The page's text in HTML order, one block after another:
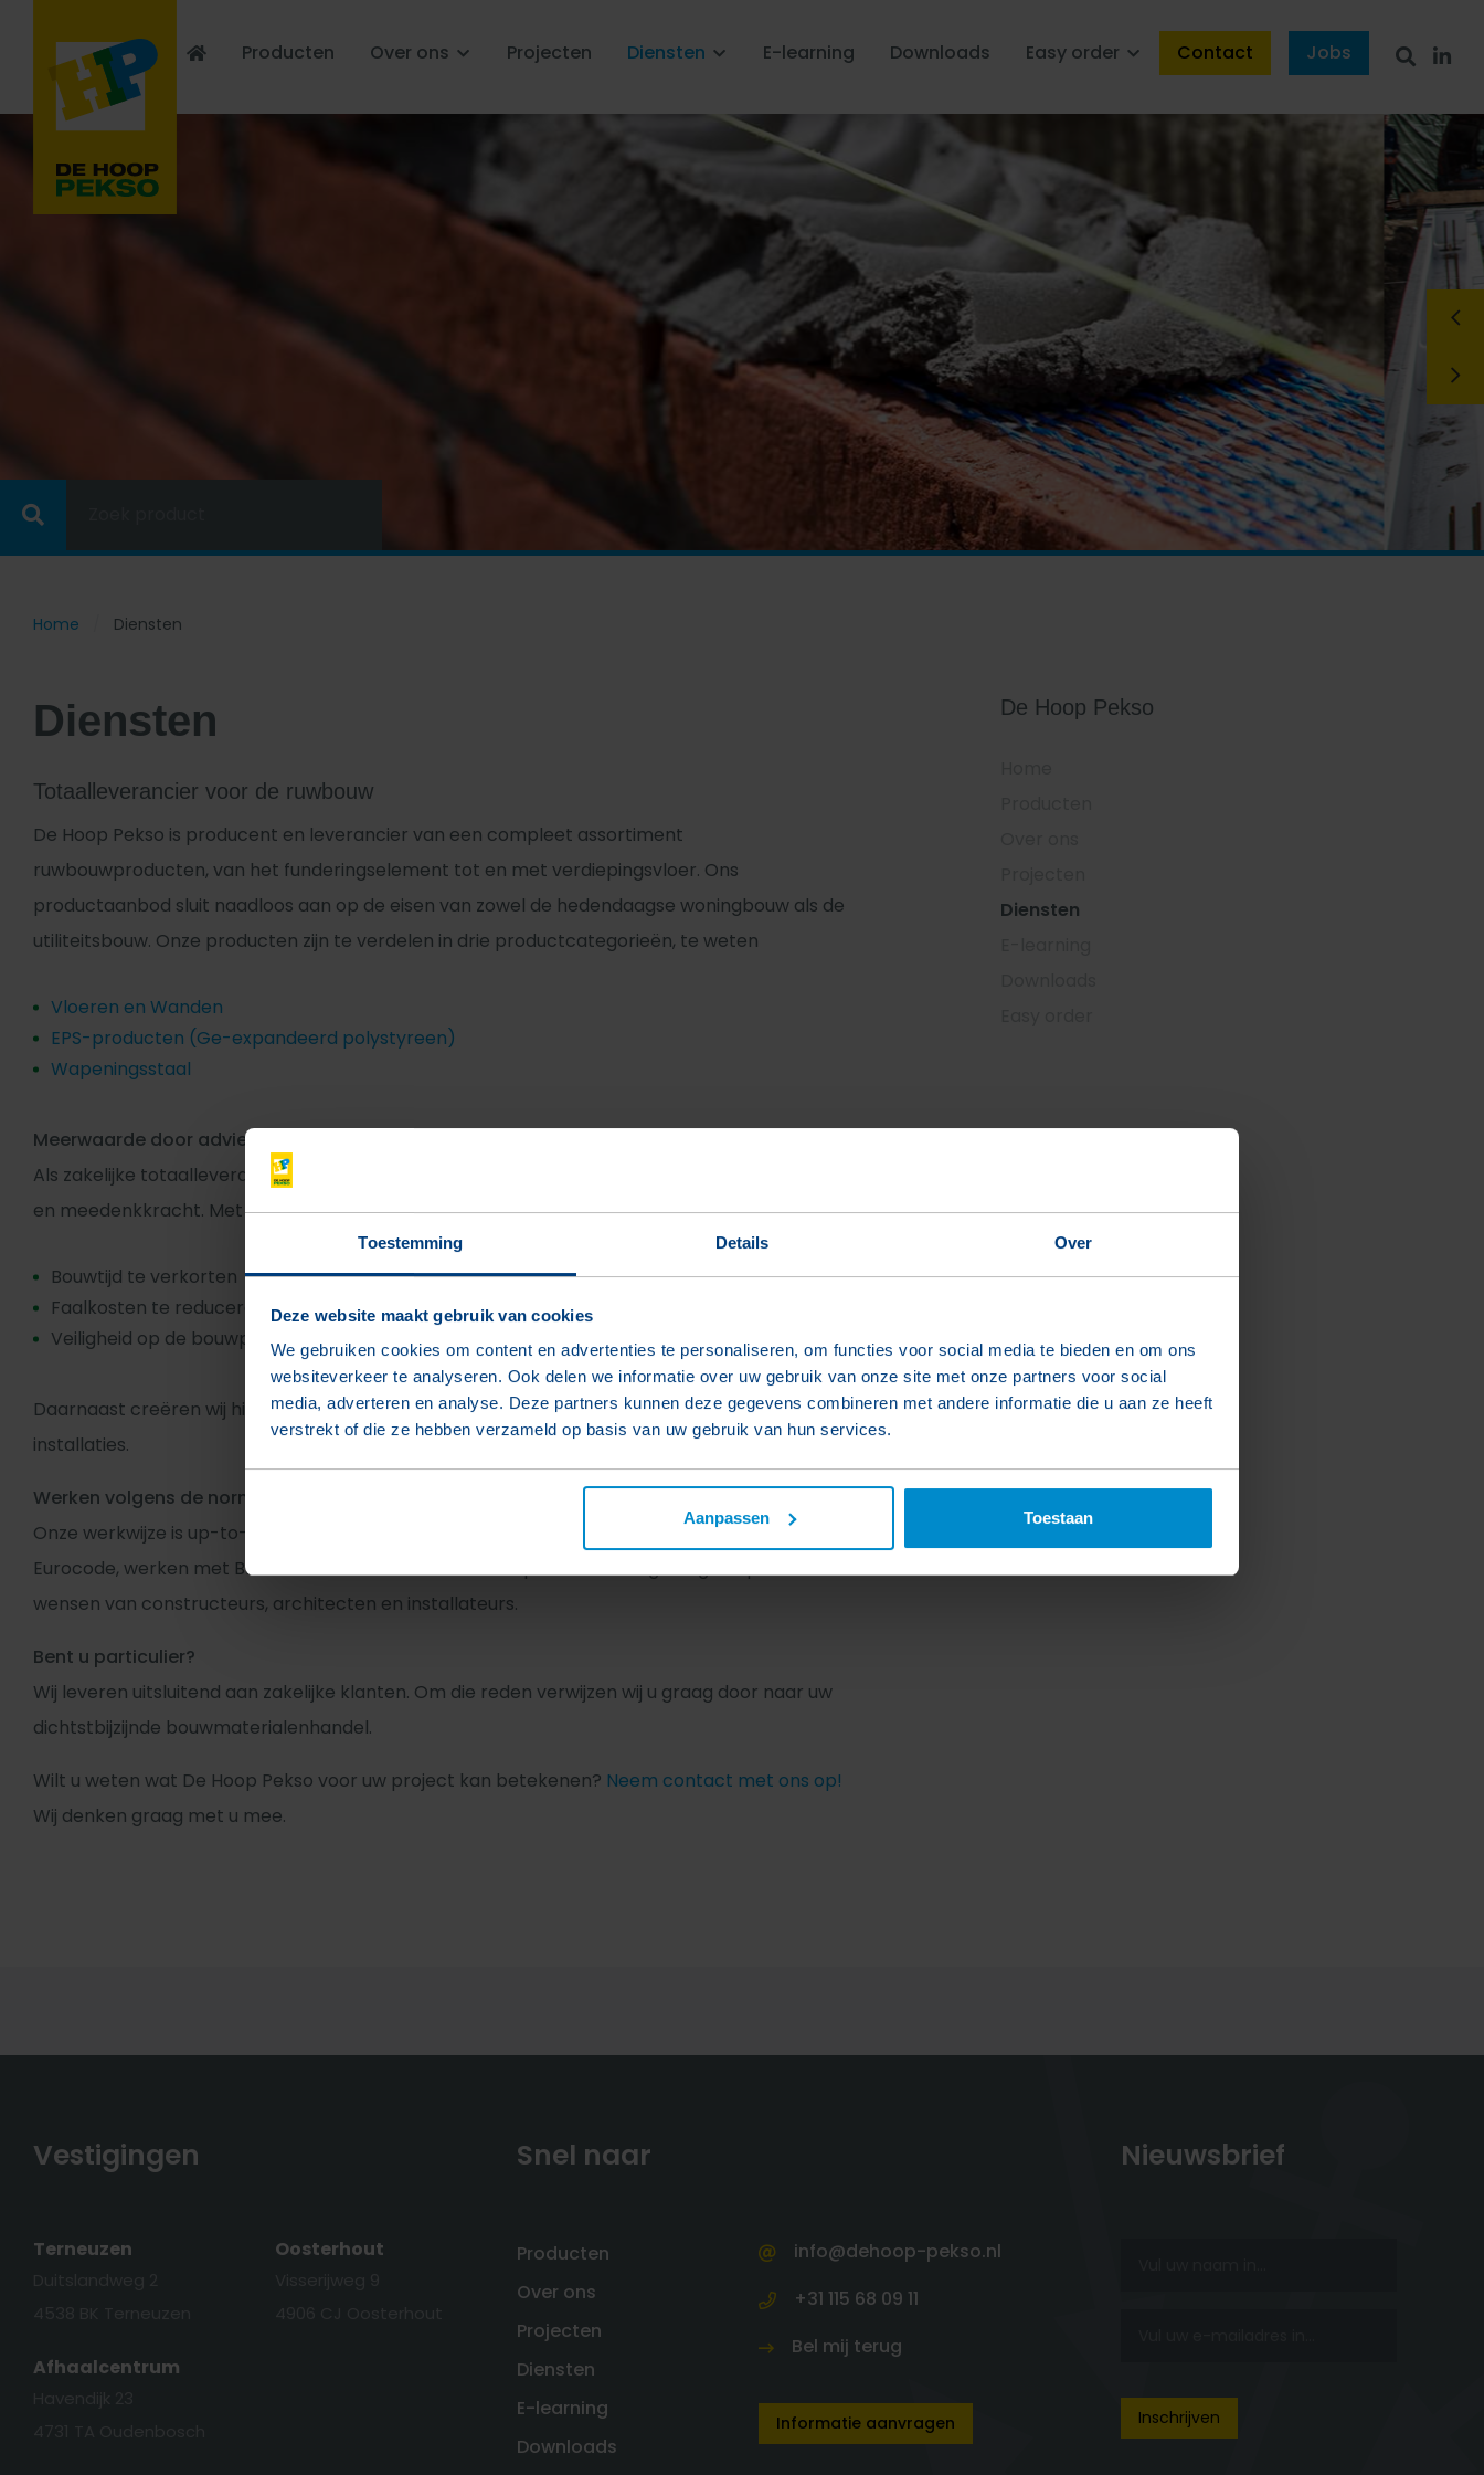
Toestemming Details Over
Deze website maakt gebruik van cookies
We gebruiken cookies om content en advertenties te personaliseren, om functies voor social media te bieden en om ons
websiteverkeer te analyseren. Ook delen we informatie over uw gebruik van onze site met onze partners voor social
media, adverteren en analyse. Deze partners kunnen deze gegevens combineren met andere informatie die u aan ze heeft
verstrekt of die ze hebben verzameld op basis van uw gebruik van hun services.
Aanpassen Toestaan
Producten Over ons Projecten Diensten E-learning Downloads Easy order Contact Jobs
Home Diensten
Diensten
Totaalleverancier voor de ruwbouw
De Hoop Pekso is producent en leverancier van een compleet assortiment
ruwbouwproducten, van het funderingselement tot en met verdiepingsvloer. Ons
productaanbod sluit naadloos aan op de eisen van zowel de hedendaagse woningbouw als de
utiliteitsbouw. Onze producten zijn te verdelen in drie productcategorieën, te weten
Vloeren en Wanden
EPS-producten (Ge-expandeerd polystyreen)
Wapeningsstaal
Meerwaarde door advies en maatwerk
Als zakelijke totaalleverancier denken wij verder dan leveringen alleen. Wij bieden maatwerk
en meedenkkracht. Met gericht advies op maat helpen wij u om:
Bouwtijd te verkorten
Faalkosten te reduceren
Veiligheid op de bouwplaats te waarborgen
Daarnaast creëren wij hiermee constructieve en architectonische vrijheid en ruimte voor
installaties.
Werken volgens de normen van vandaag én morgen
Onze werkwijze is up-to-date met de huidige bouwpraktijk. We rekenen conform de
Eurocode, werken met BIM-modellen en stemmen onze producten zorgvuldig af op de
wensen van constructeurs, architecten en installateurs.
Bent u particulier?
Wij leveren uitsluitend aan zakelijke klanten. Om die reden verwijzen wij u graag door naar uw
dichtstbijzijnde bouwmaterialenhandel.
Wilt u weten wat De Hoop Pekso voor uw project kan betekenen? Neem contact met ons op!
Wij denken graag met u mee.
De Hoop Pekso
Diensten
Vestigingen
Terneuzen Oosterhout
Afhaalcentrum
Snel naar
Producten
Over ons
Projecten
Diensten
E-learning
Downloads
info@dehoop-pekso.nl
+31 115 68 09 11
Bel mij terug
Informatie aanvragen
Nieuwsbrief